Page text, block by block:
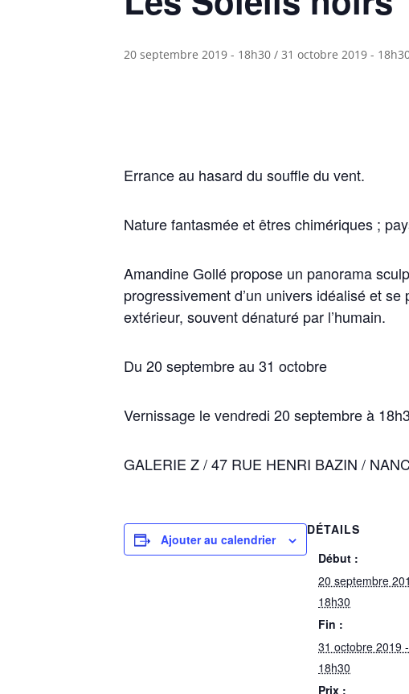
20 septembre 2019 - 18h30 /31 octobre 2019 -
Errance au hasard du souffle du vent.
Nature fantasmée et êtres chimériques ;
Amandine Gollé propose un panorama
progressivement d’un univers idéalisé et
extérieur, souvent dénaturé par l’humain.
Du 20 septembre au 31 octobre
Vernissage le vendredi 20 septembre à
GALERIE Z / 47 RUE HENRI BAZIN /
Ajouter au calendrier
DÉTAILS
Début :
20 septembre
18h30
Fin :
31 octobre 2019 -
18h30
Prix :